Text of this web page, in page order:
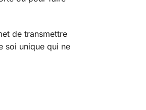
de transmettre
soi unique qui ne